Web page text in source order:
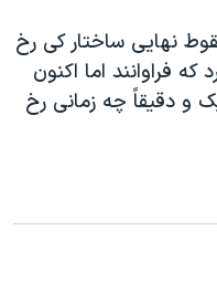
نهایی ساختار کی رخ
فراوانند اما اکنون
و دقیقاً چه زمانی رخ‌